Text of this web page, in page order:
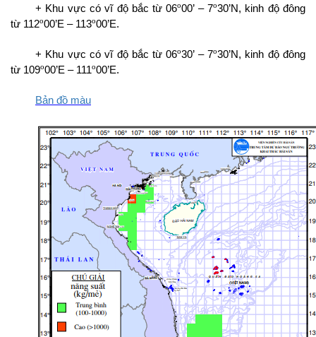
+ Khu vực có vĩ độ bắc từ 06o00’ – 7o30’N, kinh độ đông
từ 112o00’E – 113o00’E.
+ Khu vực có vĩ độ bắc từ 06o30’ – 7o30’N, kinh độ đông
từ 109o00’E – 111o00’E.
Bản đồ màu